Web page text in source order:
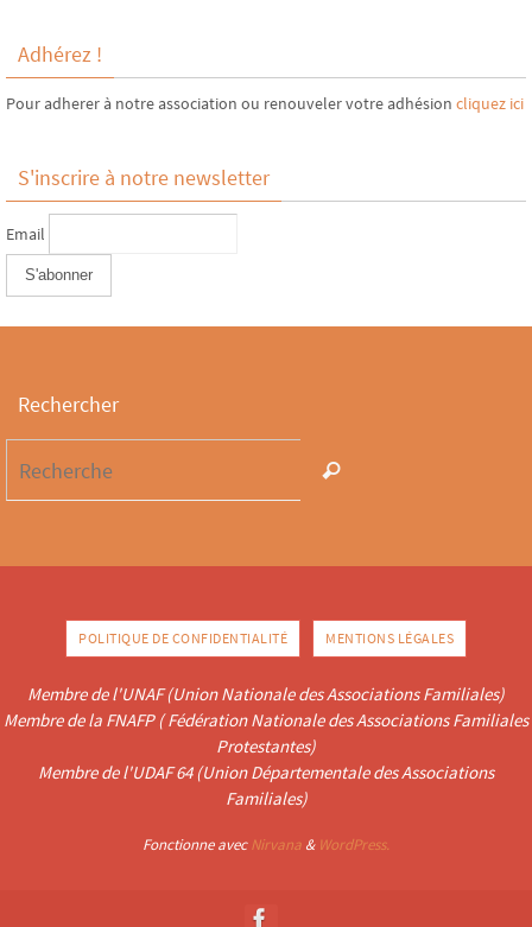
Adhérez !
Pour adherer à notre association ou renouveler votre adhésion cliquez ici
S'inscrire à notre newsletter
Email
Rechercher
POLITIQUE DE CONFIDENTIALITÉ MENTIONS LÉGALES
Membre de l'UNAF (Union Nationale des Associations Familiales)
Membre de la FNAFP ( Fédération Nationale des Associations Familiales
Protestantes)
Membre de l'UDAF 64 (Union Départementale des Associations
Familiales)
Fonctionne avecNirvana & WordPress.